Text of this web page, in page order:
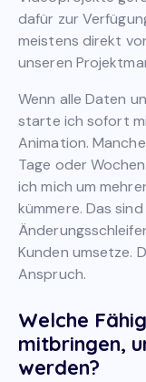
dafür zur
meistens direkt
unseren
Wenn alle Daten
starte ich sofort
Animation.
Tage oder
ich mich um
kümmere. Das
Kunden umsetze.
Anspruch.
Welche
mitbringen,
werden?